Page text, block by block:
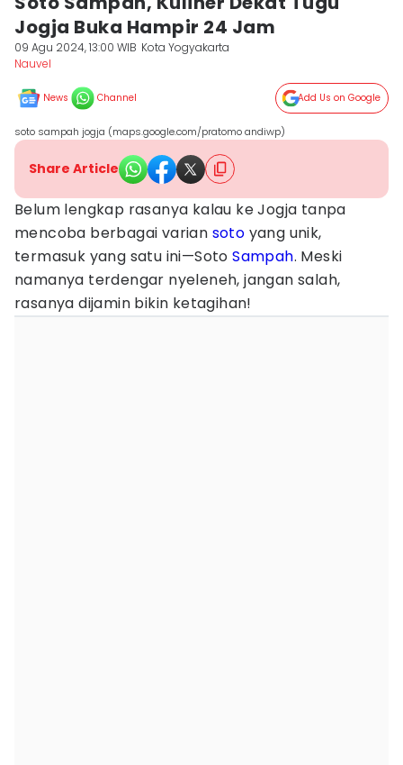
Jogja Buka Hampir 24 Jam
09 Agu 2024, 13:00 WIB Kota Yogyakarta
Nauvel
News Channel Add Us on Google
soto sampah jogja (maps.google.com/pratomo andiwp)
Share Article
Belum lengkap rasanya kalau ke Jogja tanpa
mencoba berbagai varian soto yang unik,
termasuk yang satu ini—SotoSampah. Meski
namanya terdengar nyeleneh, jangan salah,
rasanya dijamin bikin ketagihan!